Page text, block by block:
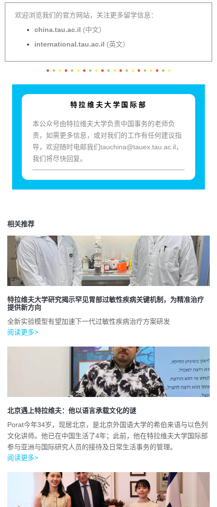
欢迎浏览我们的官方网站，关注更多留学信息：
china.tau.ac.il (中文）
international.tau.ac.il (英文）
特拉维夫大学国际部
本公众号由特拉维夫大学负责中国事务的老师负
责，如需更多信息，或对我们的工作有任何建议指
导，欢迎随时电邮我们tauchina@tauex.tau.ac.il，
我们将尽快回复。
相关推荐
特拉维夫大学研究揭示罕见胃部过敏性疾病关键机制，为精准治疗
提供新方向
全新实验模型有望加速下一代过敏性疾病治疗方案研发
阅读更多>
北京遇上特拉维夫：他以语言承载文化的谜
Porat今年34岁，现居北京，是北京外国语大学的希伯来语与以色列
文化讲师。他已在中国生活了4年；此前，他在特拉维夫大学国际部
参与亚洲与国际研究人员的接待及日常生活事务的管理。
阅读更多>